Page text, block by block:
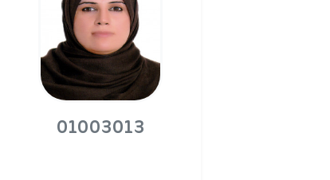
01003013